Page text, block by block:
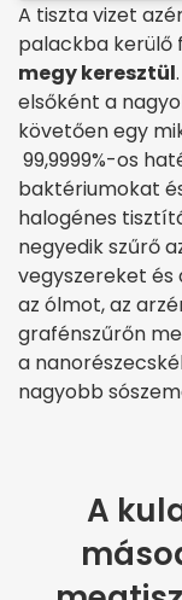
A tiszta vizet
palackba kerülő
megy keresztül
elsőként a
követően egy
99,9999%-os
baktériumokat
halogénes
negyedik szűrő
vegyszereket és
az ólmot, az
grafénszűrőn
a
nagyobb
A